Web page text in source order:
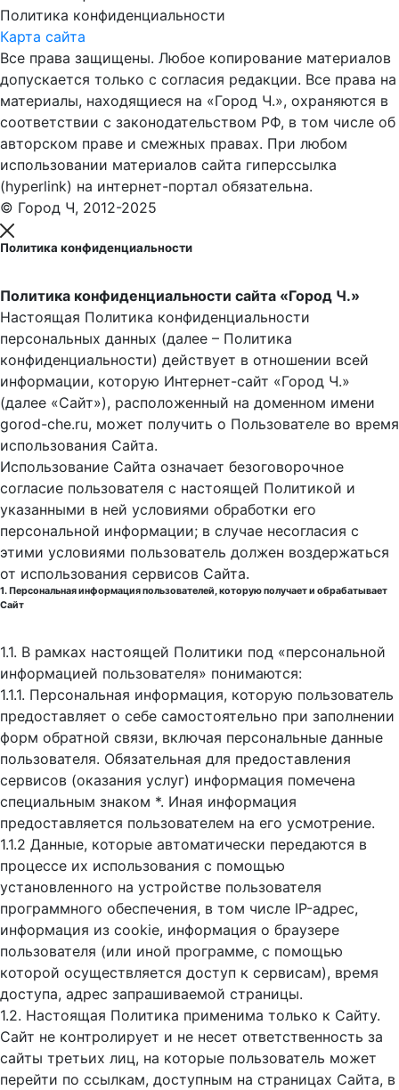
Политика конфиденциальности
Карта сайта
Все права защищены. Любое копирование материалов
допускается только с согласия редакции. Все права на
материалы, находящиеся на «Город Ч.», охраняются в
соответствии с законодательством РФ, в том числе об
авторском праве и смежных правах. При любом
использовании материалов сайта гиперссылка
(hyperlink) на интернет-портал обязательна.
© Город Ч, 2012-2025
Политика конфиденциальности
Политика конфиденциальности сайта «Город Ч.»
Настоящая Политика конфиденциальности
персональных данных (далее – Политика
конфиденциальности) действует в отношении всей
информации, которую Интернет-сайт «Город Ч.»
(далее «Сайт»), расположенный на доменном имени
gorod-che.ru, может получить о Пользователе во время
использования Cайта.
Использование Сайта означает безоговорочное
согласие пользователя с настоящей Политикой и
указанными в ней условиями обработки его
персональной информации; в случае несогласия с
этими условиями пользователь должен воздержаться
от использования сервисов Сайта.
1. Персональная информация пользователей, которую получает и обрабатывает
Сайт
1.1. В рамках настоящей Политики под «персональной
информацией пользователя» понимаются:
1.1.1. Персональная информация, которую пользователь
предоставляет о себе самостоятельно при заполнении
форм обратной связи, включая персональные данные
пользователя. Обязательная для предоставления
сервисов (оказания услуг) информация помечена
специальным знаком *. Иная информация
предоставляется пользователем на его усмотрение.
1.1.2 Данные, которые автоматически передаются в
процессе их использования с помощью
установленного на устройстве пользователя
программного обеспечения, в том числе IP-адрес,
информация из cookie, информация о браузере
пользователя (или иной программе, с помощью
которой осуществляется доступ к cервисам), время
доступа, адрес запрашиваемой страницы.
1.2. Настоящая Политика применима только к Сайту.
Сайт не контролирует и не несет ответственность за
сайты третьих лиц, на которые пользователь может
перейти по ссылкам, доступным на страницах Сайта, в